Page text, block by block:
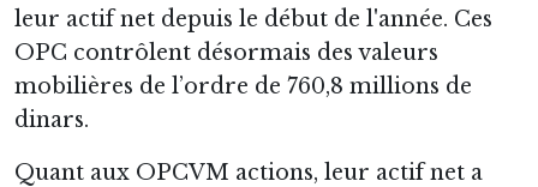
leur actif net depuis le début de l'année. Ces
OPC contrôlent désormais des valeurs
mobilières de l’ordre de 760,8 millions de
dinars.
Quant aux OPCVM actions, leur actif net a